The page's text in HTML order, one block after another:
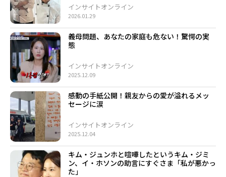
2026.01.29
インサイトオンライン
義母問題、あなたの家庭も危ない！驚愕の実
態
2025.12.09
インサイトオンライン
感動の手紙公開！親友からの愛が溢れるメッ
セージに涙
2025.12.04
インサイトオンライン
キム・ジュンホと喧嘩したというキム・ジミ
ン、イ・ホソンの助言にすぐさま「私が悪かっ
た」